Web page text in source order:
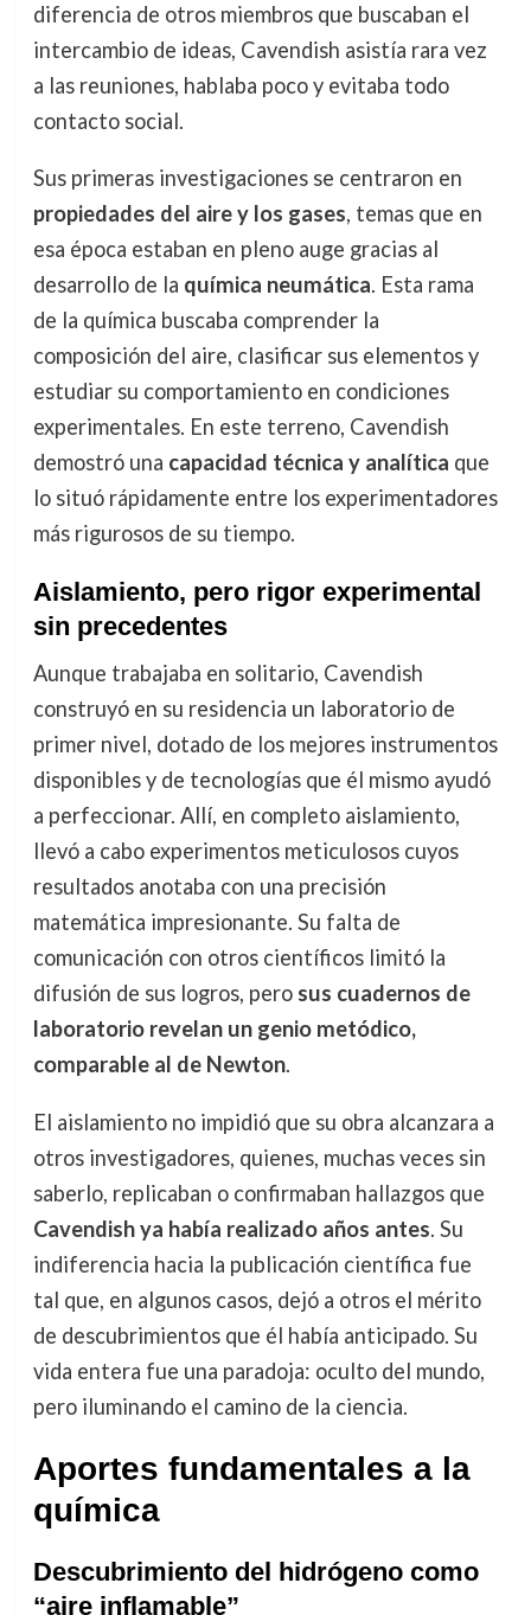
diferencia de otros miembros que buscaban el
intercambio de ideas, Cavendish asistía rara vez
a las reuniones, hablaba poco y evitaba todo
contacto social.
Sus primeras investigaciones se centraron en
propiedades del aire y los gases, temas que en
esa época estaban en pleno auge gracias al
desarrollo de la química neumática. Esta rama
de la química buscaba comprender la
composición del aire, clasificar sus elementos y
estudiar su comportamiento en condiciones
experimentales. En este terreno, Cavendish
demostró una capacidad técnica y analítica que
lo situó rápidamente entre los experimentadores
más rigurosos de su tiempo.
Aislamiento, pero rigor experimental
sin precedentes
Aunque trabajaba en solitario, Cavendish
construyó en su residencia un laboratorio de
primer nivel, dotado de los mejores instrumentos
disponibles y de tecnologías que él mismo ayudó
a perfeccionar. Allí, en completo aislamiento,
llevó a cabo experimentos meticulosos cuyos
resultados anotaba con una precisión
matemática impresionante. Su falta de
comunicación con otros científicos limitó la
difusión de sus logros, pero sus cuadernos de
laboratorio revelan un genio metódico,
comparable al de Newton.
El aislamiento no impidió que su obra alcanzara a
otros investigadores, quienes, muchas veces sin
saberlo, replicaban o confirmaban hallazgos que
Cavendish ya había realizado años antes. Su
indiferencia hacia la publicación científica fue
tal que, en algunos casos, dejó a otros el mérito
de descubrimientos que él había anticipado. Su
vida entera fue una paradoja: oculto del mundo,
pero iluminando el camino de la ciencia.
Aportes fundamentales a la
química
Descubrimiento del hidrógeno como
“aire inflamable”